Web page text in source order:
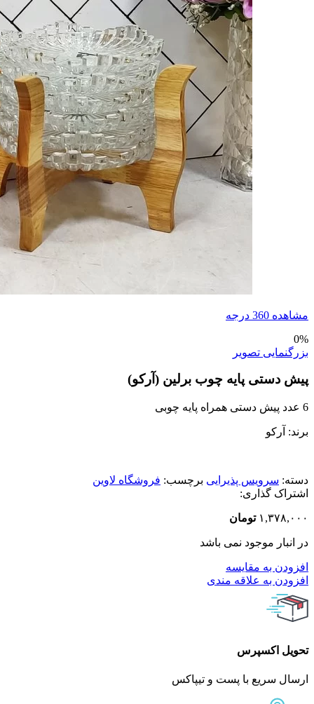
مشاهده 360 درجه
0%
بزرگنمایی تصویر
پیش دستی پایه چوب برلین (آرکو)
6 عدد پیش دستی همراه پایه چوبی
برند: آرکو
دسته: سرویس پذیرایی برچسب: فروشگاه لاوین
اشتراک گذاری:
۱,۳۷۸,۰۰۰ تومان
در انبار موجود نمی باشد
افزودن به مقایسه
افزودن به علاقه مندی
تحویل اکسپرس
ارسال سریع با پست و تیپاکس